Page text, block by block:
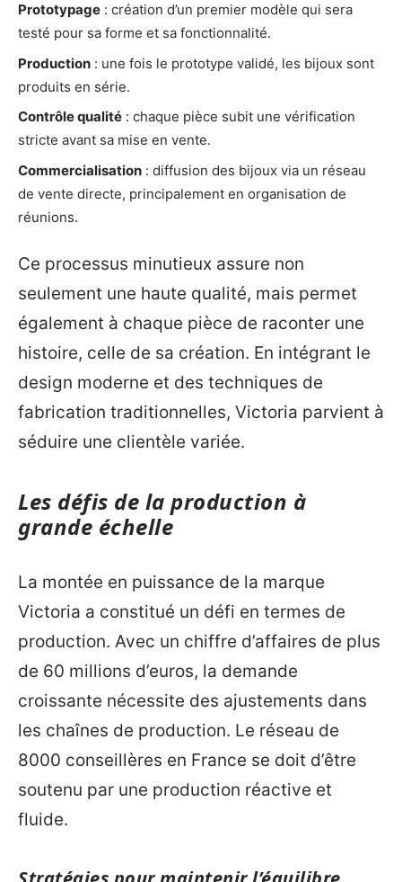
Prototypage : création d’un premier modèle qui sera
testé pour sa forme et sa fonctionnalité.
Production : une fois le prototype validé, les bijoux sont
produits en série.
Contrôle qualité : chaque pièce subit une vérification
stricte avant sa mise en vente.
Commercialisation : diffusion des bijoux via un réseau
de vente directe, principalement en organisation de
réunions.
Ce processus minutieux assure non
seulement une haute qualité, mais permet
également à chaque pièce de raconter une
histoire, celle de sa création. En intégrant le
design moderne et des techniques de
fabrication traditionnelles, Victoria parvient à
séduire une clientèle variée.
Les défis de la production à
grande échelle
La montée en puissance de la marque
Victoria a constitué un défi en termes de
production. Avec un chiffre d’affaires de plus
de 60 millions d’euros, la demande
croissante nécessite des ajustements dans
les chaînes de production. Le réseau de
8000 conseillères en France se doit d’être
soutenu par une production réactive et
fluide.